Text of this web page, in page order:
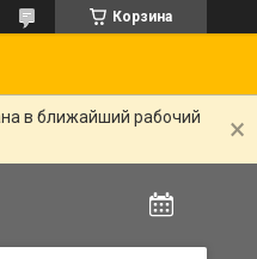
Корзина
в ближайший рабочий